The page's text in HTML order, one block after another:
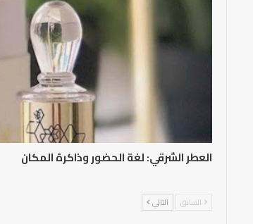
العطر الشرقي: لغة الحضور وذاكرة المكان
السابق التالي